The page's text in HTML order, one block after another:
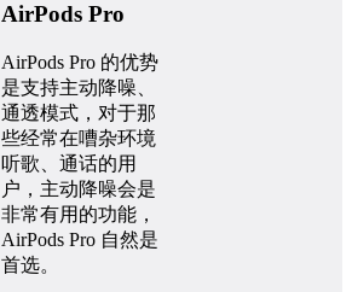
AirPods Pro
AirPods Pro 的优势
是支持主动降噪、
通透模式，对于那
些经常在嘈杂环境
听歌、通话的用
户，主动降噪会是
非常有用的功能，
AirPods Pro 自然是
首选。